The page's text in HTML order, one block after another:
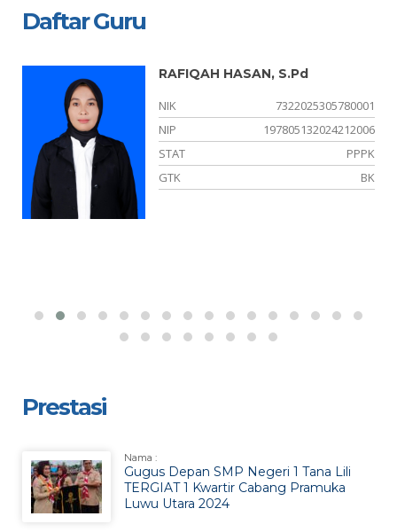
Daftar Guru
RAFIQAH HASAN, S.Pd
NIK
7322025305780001
NIP
197805132024212006
STAT
PPPK
GTK
BK
Prestasi
Nama :
Gugus Depan SMP Negeri 1 Tana Lili
TERGIAT 1 Kwartir Cabang Pramuka
Luwu Utara 2024